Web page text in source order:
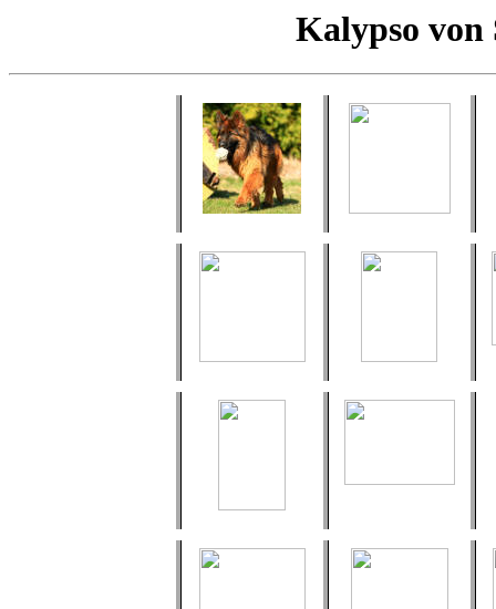
Kalypso von